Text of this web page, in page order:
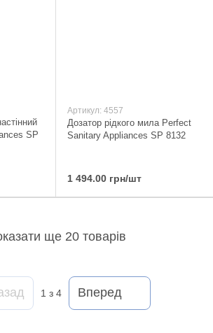
SP
Артикул: 4557
Дозатор рідкого мила Perfect
Sanitary Appliances SP 8132
1 494.00 грн/шт
ще 20 товарів
1 з 4 Вперед